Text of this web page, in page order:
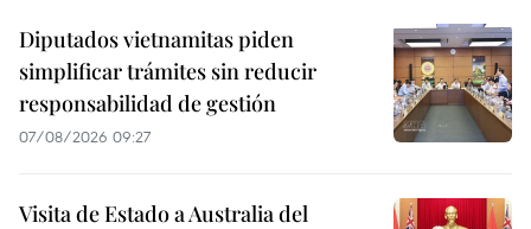
Diputados vietnamitas piden
simplificar trámites sin reducir
responsabilidad de gestión
07/08/2026 09:27
Visita de Estado a Australia del